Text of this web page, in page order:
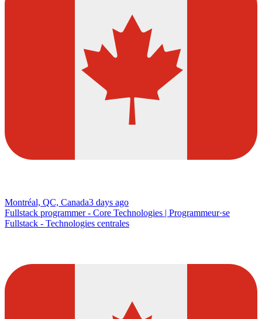
Montréal, QC, Canada3 days ago
Fullstack programmer - Core Technologies | Programmeur·se
Fullstack - Technologies centrales